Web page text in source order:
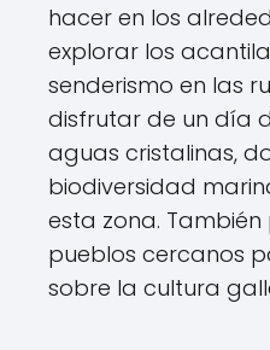
hacer en los
explorar los
senderismo en las
disfrutar de un día
aguas cristalinas,
biodiversidad
esta zona. También
pueblos cercanos
sobre la cultura